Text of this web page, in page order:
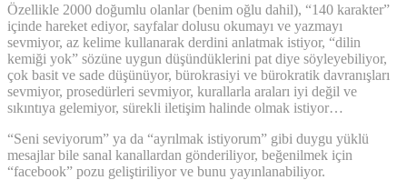
Özellikle 2000 doğumlu olanlar (benim oğlu dahil), “140 karakter”
içinde hareket ediyor, sayfalar dolusu okumayı ve yazmayı
sevmiyor, az kelime kullanarak derdini anlatmak istiyor, “dilin
kemiği yok” sözüne uygun düşündüklerini pat diye söyleyebiliyor,
çok basit ve sade düşünüyor, bürokrasiyi ve bürokratik davranışları
sevmiyor, prosedürleri sevmiyor, kurallarla araları iyi değil ve
sıkıntıya gelemiyor, sürekli iletişim halinde olmak istiyor…
“Seni seviyorum” ya da “ayrılmak istiyorum” gibi duygu yüklü
mesajlar bile sanal kanallardan gönderiliyor, beğenilmek için
“facebook” pozu geliştiriliyor ve bunu yayınlanabiliyor.